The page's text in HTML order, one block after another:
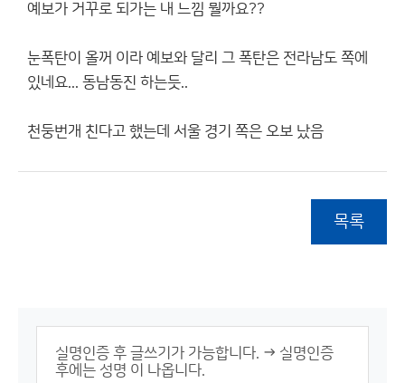
예보가 거꾸로 되가는 내 느낌 뭘까요??
눈폭탄이 올꺼 이라 예보와 달리 그 폭탄은 전라남도 쪽에
있네요... 동남동진 하는듯..
천둥번개 친다고 했는데 서울 경기 쪽은 오보 났음
목록